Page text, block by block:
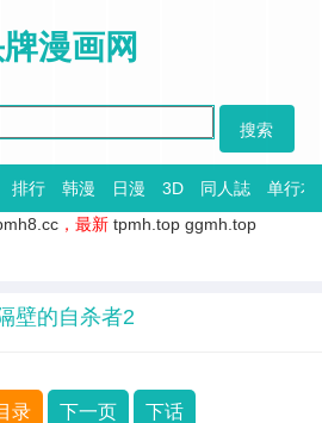
漫画网
排行 韩漫 日漫 3D 同人誌
单行本
，最新 tpmh.top ggmh.top
壁的自杀者2
录 下一页 下话